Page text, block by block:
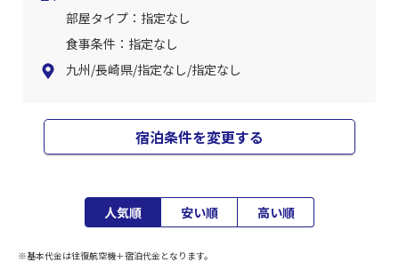
部屋タイプ：指定なし
食事条件：指定なし
九州/長崎県/指定なし/指定なし
宿泊条件を変更する
人気順 安い順 高い順
※基本代金は往復航空機＋宿泊代金となります。